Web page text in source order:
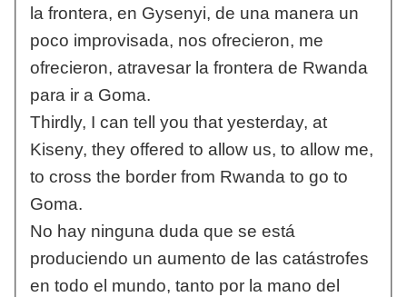
la frontera, en Gysenyi, de una manera un
poco improvisada, nos ofrecieron, me
ofrecieron, atravesar la frontera de Rwanda
para ir a Goma.
Thirdly, I can tell you that yesterday, at
Kiseny, they offered to allow us, to allow me,
to cross the border from Rwanda to go to
Goma.
No hay ninguna duda que se está
produciendo un aumento de las catástrofes
en todo el mundo, tanto por la mano del